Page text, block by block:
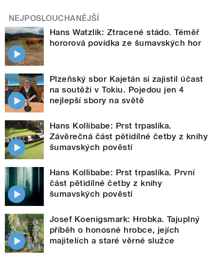
NEJPOSLOUCHANĚJŠÍ
Hans Watzlik: Ztracené stádo. Téměř
hororová povídka ze šumavských hor
Plzeňský sbor Kajetán si zajistil účast
na soutěži v Tokiu. Pojedou jen 4
nejlepší sbory na světě
Hans Kollibabe: Prst trpaslíka.
Závěrečná část pětidílné četby z knihy
šumavských pověstí
Hans Kollibabe: Prst trpaslíka. První
část pětidílné četby z knihy
šumavských pověstí
Josef Koenigsmark: Hrobka. Tajuplný
příběh o honosné hrobce, jejích
majitelích a staré věrné služce